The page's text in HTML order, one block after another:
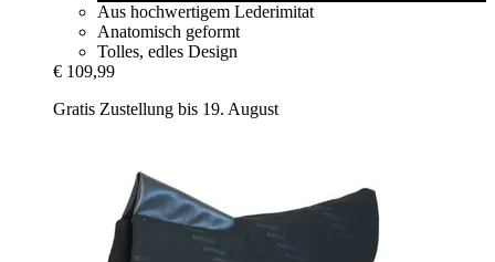
Aus hochwertigem Lederimitat
Anatomisch geformt
Tolles, edles Design
€ 109,99
Gratis Zustellung bis 19. August